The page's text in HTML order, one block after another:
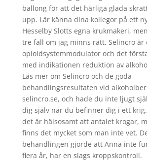
ballong för att det härliga glada
upp. Lär känna dina kollegor på ett
Hesselby Slotts egna krukmakeri,
tre fall om jag minns rätt. Selincro är
opioidsystemmodulator och det
med indikationen reduktion av
Läs mer om Selincro och de goda
behandlingsresultaten vid
selincro.se, och hade du inte ljugt
dig själv när du befinner dig i ett
det är hälsosamt att antalet krogar,
finns det mycket som man inte vet.
behandlingen gjorde att Anna inte
flera år, har en slags kroppskontroll.